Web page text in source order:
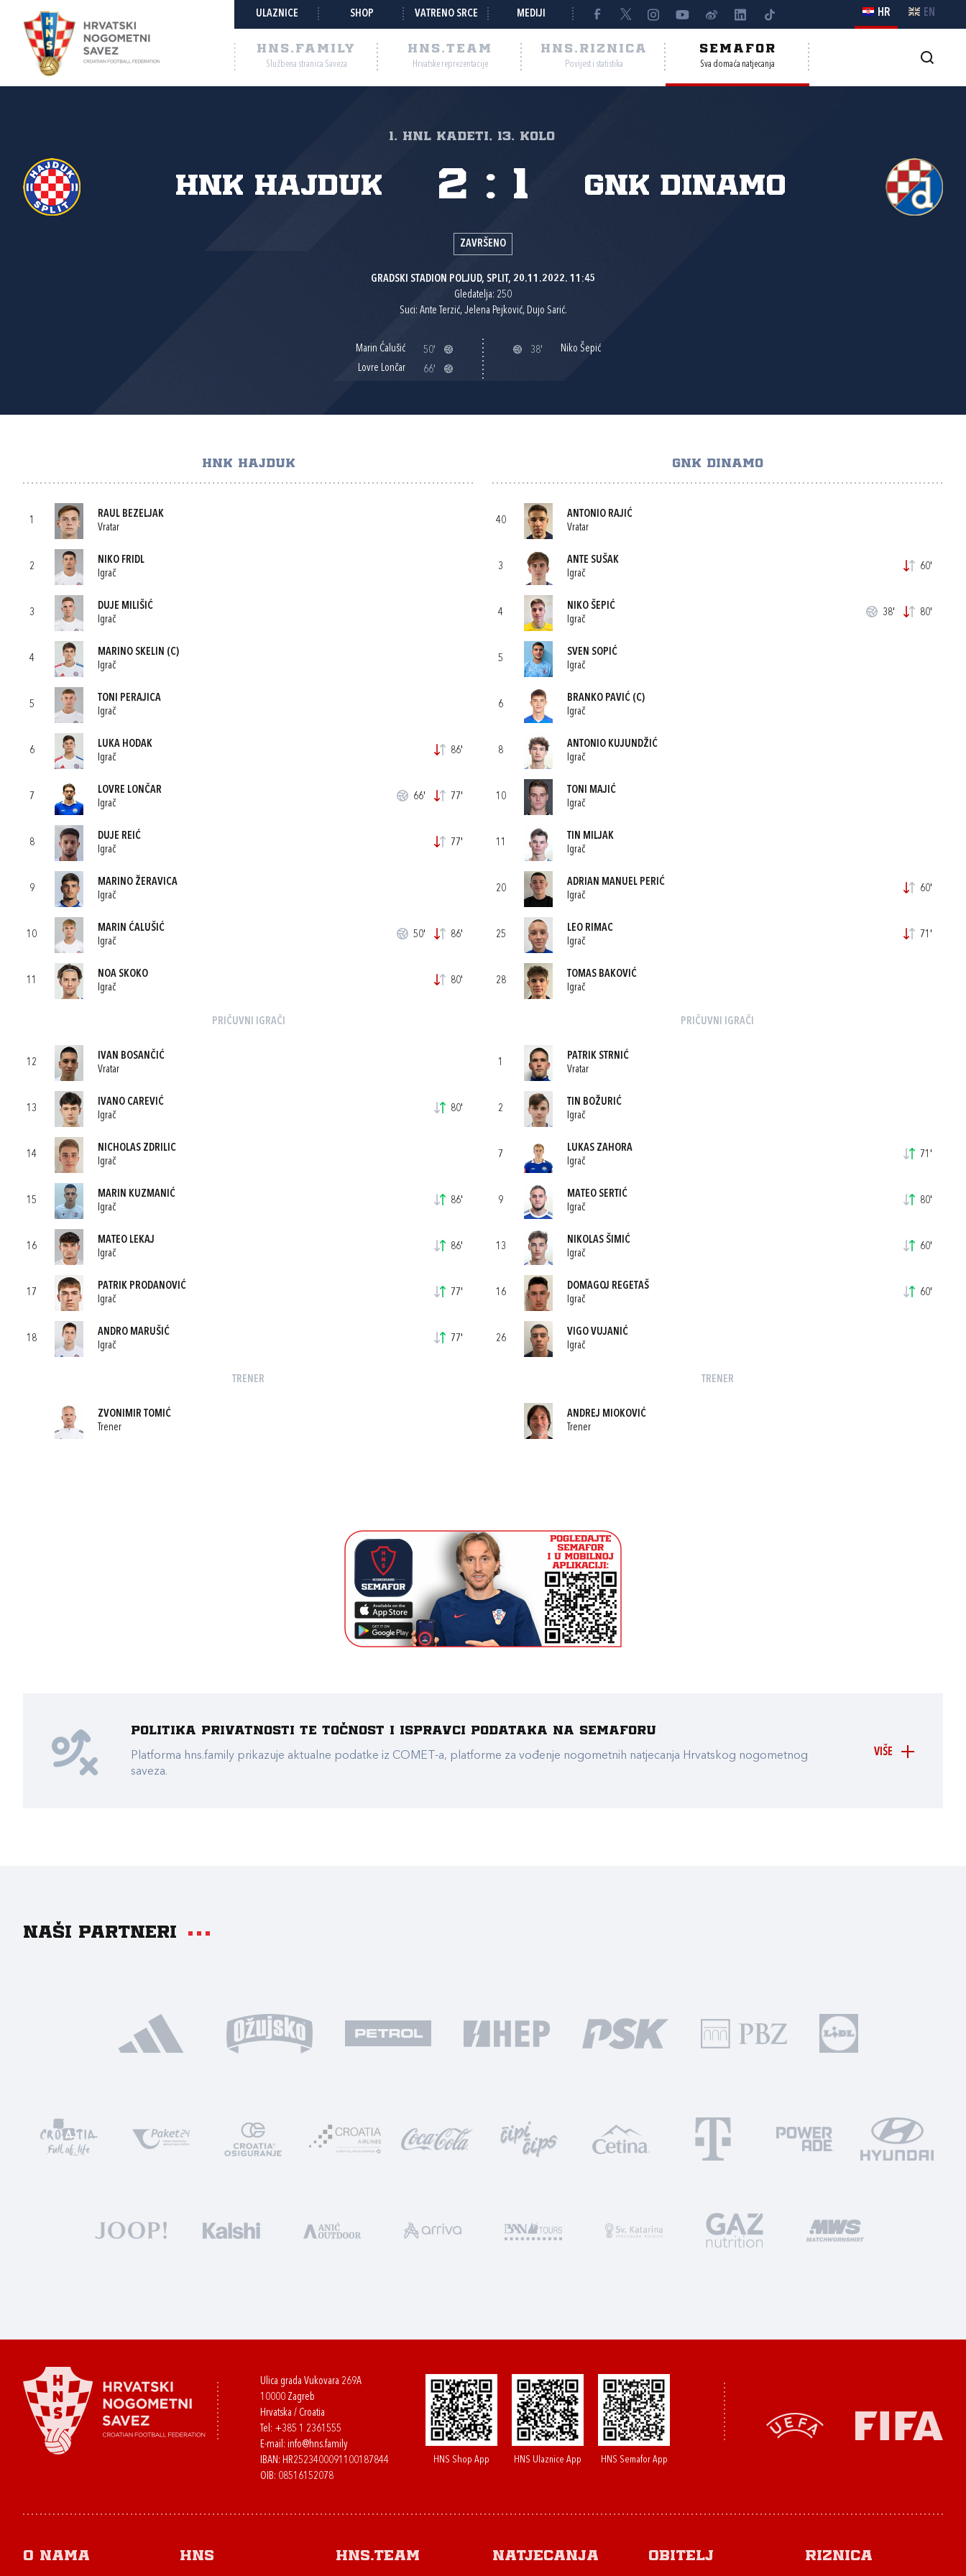
ULAZNICE SHOP VATRENO SRCE MEDIJI HR EN
HNS.FAMILY
Službena stranica Saveza
HNS.TEAM
Hrvatske reprezentacije
HNS.RIZNICA
Povijest i statistika
SEMAFOR
Sva domaća natjecanja
1. HNL Kadeti, 13. kolo
HNK Hajduk GNK Dinamo
2 : 1
ZAVRŠENO
GRADSKI STADION POLJUD, SPLIT, 20.11.2022. 11:45
Gledatelja: 250
Suci: Ante Terzić, Jelena Pejković, Dujo Sarić.
Marin Ćalušić
50'
Lovre Lončar
66'
38' Niko Šepić
HNK HAJDUK
1
RAUL BEZELJAK
Vratar
2
NIKO FRIDL
Igrač
3
DUJE MILIŠIĆ
Igrač
4
MARINO SKELIN (C)
Igrač
5
TONI PERAJICA
Igrač
6
LUKA HODAK
Igrač
86'
7
LOVRE LONČAR
Igrač
66' 77'
8
DUJE REIĆ
Igrač
77'
9
MARINO ŽERAVICA
Igrač
10
MARIN ĆALUŠIĆ
Igrač
50' 86'
11
NOA SKOKO
Igrač
80'
PRIČUVNI IGRAČI
12
IVAN BOSANČIĆ
Vratar
13
IVANO CAREVIĆ
Igrač
80'
14
NICHOLAS ZDRILIC
Igrač
15
MARIN KUZMANIĆ
Igrač
86'
16
MATEO LEKAJ
Igrač
86'
17
PATRIK PRODANOVIĆ
Igrač
77'
18
ANDRO MARUŠIĆ
Igrač
77'
TRENER
ZVONIMIR TOMIĆ
Trener
GNK DINAMO
40
ANTONIO RAJIĆ
Vratar
3
ANTE SUŠAK
Igrač
60'
4
NIKO ŠEPIĆ
Igrač
38' 80'
5
SVEN SOPIĆ
Igrač
6
BRANKO PAVIĆ(C)
Igrač
8
ANTONIO KUJUNDŽIĆ
Igrač
10
TONI MAJIĆ
Igrač
11
TIN MILJAK
Igrač
20
ADRIAN MANUEL PERIĆ
Igrač
60'
25
LEO RIMAC
Igrač
71'
28
TOMAS BAKOVIĆ
Igrač
PRIČUVNI IGRAČI
1
PATRIK STRNIĆ
Vratar
2
TIN BOŽURIĆ
Igrač
7
LUKAS ZAHORA
Igrač
71'
9
MATEO SERTIĆ
Igrač
80'
13
NIKOLAS ŠIMIĆ
Igrač
60'
16
DOMAGOJ REGETAŠ
Igrač
60'
26
VIGO VUJANIĆ
Igrač
TRENER
ANDREJ MIOKOVIĆ
Trener
VIŠE
Politika privatnosti te točnost i ispravci podataka na Semaforu
Platforma hns.family prikazuje aktualne podatke iz COMET-a, platforme za vođenje nogometnih natjecanja Hrvatskog nogometnog
saveza.
Naši partneri
Ulica grada Vukovara 269A
10000 Zagreb
Hrvatska / Croatia
Tel: +385 1 2361555
E-mail: info@hns.family
IBAN: HR2523400091100187844
OIB: 08516152078
HNS Shop App HNS Ulaznice App HNS Semafor App
O nama HNS HNS.team Natjecanja Obitelj Riznica